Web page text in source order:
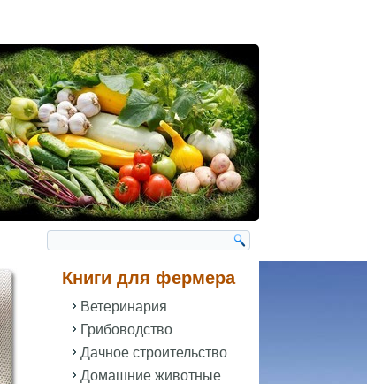
Книги для фермера
Ветеринария
Грибоводство
Дачное строительство
Домашние животные